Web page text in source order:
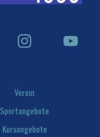
Verein
Sportangebote
Kursangebote